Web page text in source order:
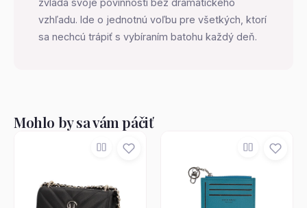
vzhľadu. Ide o jednotnú voľbu pre všetkých, ktorí
sa nechcú trápiť s vybíraním batohu každý deň.
Mohlo by sa vám páčiť